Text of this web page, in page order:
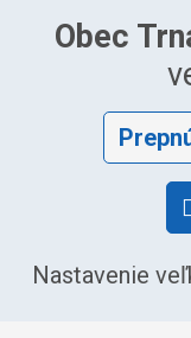
Obec
Nastavenie